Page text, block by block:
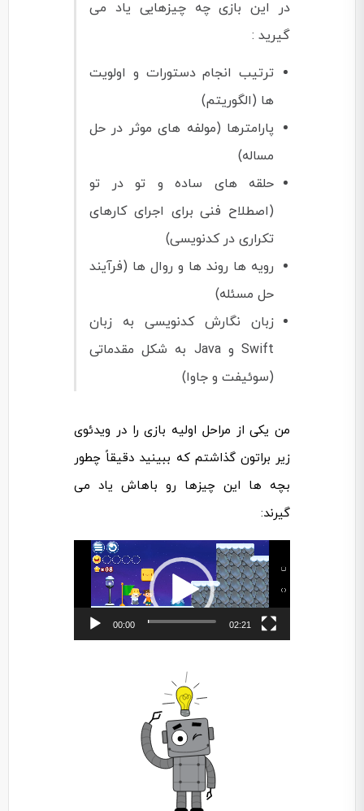
در این بازی چه چیزهایی یاد می
گیرید :
ترتیب انجام دستورات و اولویت
ها (الگوریتم)
پارامترها (مولفه های موثر در حل
مساله)
حلقه های ساده و تو در تو
(اصطلاح فنی برای اجرای کارهای
تکراری در کدنویسی)
رویه ها روند ها و روال ها (فرآیند
حل مسئله)
زبان نگارش کدنویسی به زبان
Swift و Java به شکل مقدماتی
(سوئیفت و جاوا)
من یکی از مراحل اولیه بازی را در ویدئوی
زیر براتون گذاشتم که ببینید دقیقاً چطور
بچه ها این چیزها رو باهاش یاد می
گیرند:
نمایشگر
ویدیو
00:00 02:21